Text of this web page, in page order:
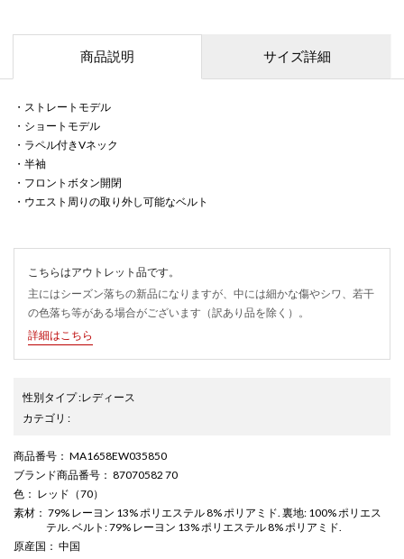
商品説明 サイズ詳細
・ストレートモデル
・ショートモデル
・ラペル付きVネック
・半袖
・フロントボタン開閉
・ウエスト周りの取り外し可能なベルト
こちらはアウトレット品です。
主にはシーズン落ちの新品になりますが、中には細かな傷やシワ、若干
の色落ち等がある場合がございます（訳あり品を除く）。
詳細はこちら
性別タイプ:レディース
カテゴリ :
商品番号 ： MA1658EW035850
ブランド商品番号 ： 87070582 70
色 ： レッド（70）
素材 ： 79% レーヨン 13% ポリエステル 8% ポリアミド. 裏地: 100% ポリエス
テル. ベルト: 79% レーヨン 13% ポリエステル 8% ポリアミド.
原産国 ： 中国